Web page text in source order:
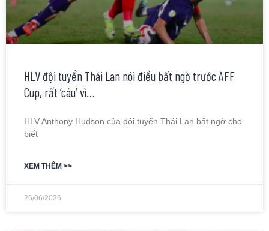
HLV đội tuyển Thái Lan nói điều bất ngờ trước AFF
Cup, rất ‘cáu’ vì…
HLV Anthony Hudson của đội tuyển Thái Lan bất ngờ cho
biết
XEM THÊM >>
26/06/2026